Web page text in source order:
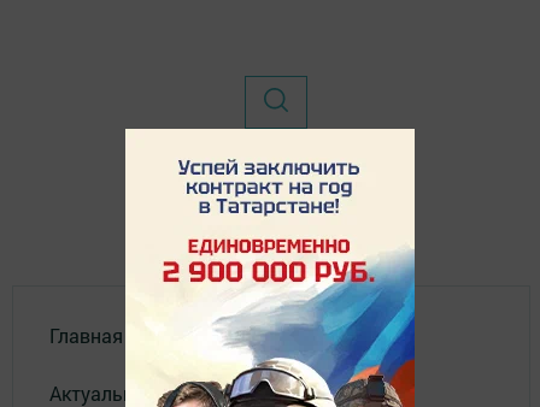
Главная
Актуальное видео